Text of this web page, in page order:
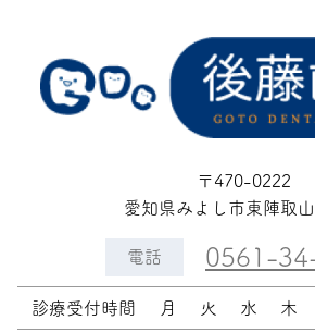
〒470-0222
愛知県みよし市東陣取
電話 0561-
診療受付時間 月 火 水 木